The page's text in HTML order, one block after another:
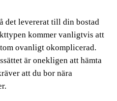
det levererat till din bostad
kommer vanligtvis att
ovanligt okomplicerad.
är onekligen att hämta
att du bor nära